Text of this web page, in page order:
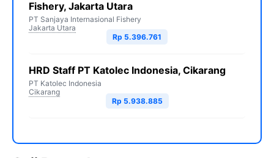
Fishery, Jakarta Utara
PT Sanjaya Internasional Fishery
Jakarta Utara
Rp 5.396.761
HRD Staff PT Katolec Indonesia, Cikarang
PT Katolec Indonesia
Cikarang
Rp 5.938.885